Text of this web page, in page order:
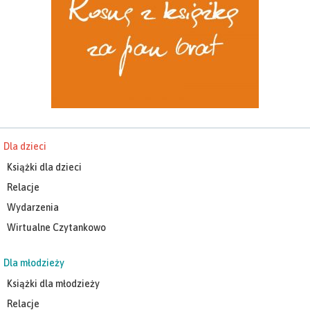
Dla dzieci
Książki dla dzieci
Relacje
Wydarzenia
Wirtualne Czytankowo
Dla młodzieży
Książki dla młodzieży
Relacje